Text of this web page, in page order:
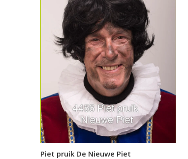
Piet pruik De Nieuwe Piet